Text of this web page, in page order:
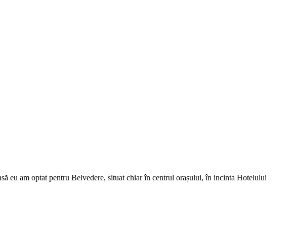
eu am optat pentru Belvedere, situat chiar în centrul orașului, în incinta Hotelului